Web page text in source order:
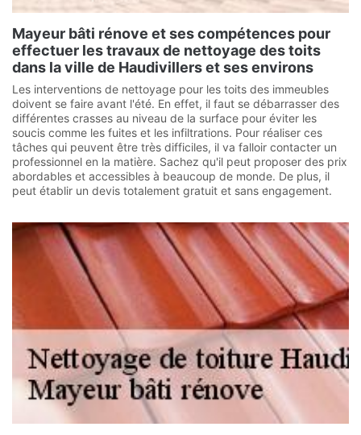
Mayeur bâti rénove et ses compétences pour
effectuer les travaux de nettoyage des toits
dans la ville de Haudivillers et ses environs
Les interventions de nettoyage pour les toits des immeubles
doivent se faire avant l'été. En effet, il faut se débarrasser des
différentes crasses au niveau de la surface pour éviter les
soucis comme les fuites et les infiltrations. Pour réaliser ces
tâches qui peuvent être très difficiles, il va falloir contacter un
professionnel en la matière. Sachez qu'il peut proposer des prix
abordables et accessibles à beaucoup de monde. De plus, il
peut établir un devis totalement gratuit et sans engagement.